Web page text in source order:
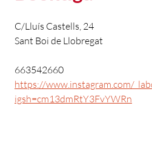
C/Lluís Castells, 24
Sant Boi de Llobregat
663542660
https://www.instagram.com/
igsh=cm13dmRtY3FvYWRn